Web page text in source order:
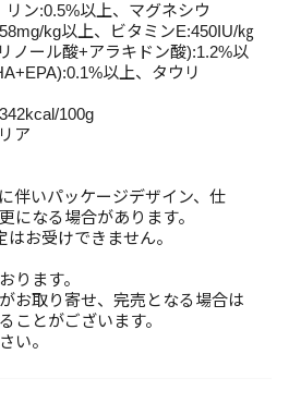
ン:0.5%以上、マグネシウ
kg以上、ビタミンE:450IU/㎏
ノール酸+アラキドン酸):1.2%以
以上、タウリ
100g
ア
伴いパッケージデザイン、仕
になる場合があります。
お受けできません。
ります。
お取り寄せ、完売となる場合は
ことがございます。
い。